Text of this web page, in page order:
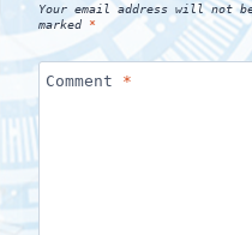
Your email address will not
marked *
Comment *